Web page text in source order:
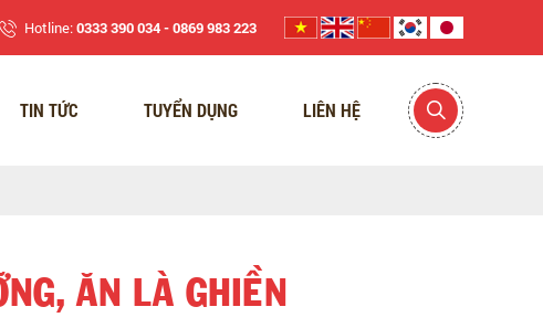
Hotline:0333 390 034 - 0869 983 223
TIN TỨC TUYỂN DỤNG LIÊN HỆ
ĂN LÀ GHIỀN